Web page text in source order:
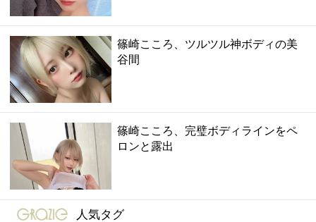
篠崎こころ、ツルツル神ボディの美
谷間
篠崎こころ、完璧ボディラインをペ
ロンと露出
gravure-grazie
人気タグ